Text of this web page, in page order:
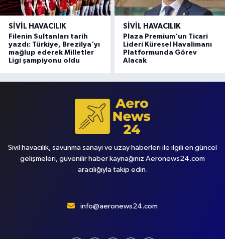
SIVIL HAVACILIK
Filenin Sultanları tarih
yazdı: Türkiye, Brezilya'yı
mağlup ederek Milletler
Ligi şampiyonu oldu
SIVIL HAVACILIK
Plaza Premium'un Ticari
Lideri Küresel Havalimanı
Platformunda Görev
Alacak
Sivil havacılık, savunma sanayi ve uzay haberleri ile ilgili en güncel
gelişmeleri, güvenilir haber kaynağınız Aeronews24.com
aracılığıyla takip edin.
info@aeronews24.com